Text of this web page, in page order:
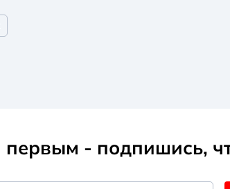
- подпишись,